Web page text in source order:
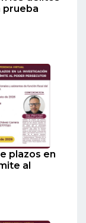
prueba
plazos en
al